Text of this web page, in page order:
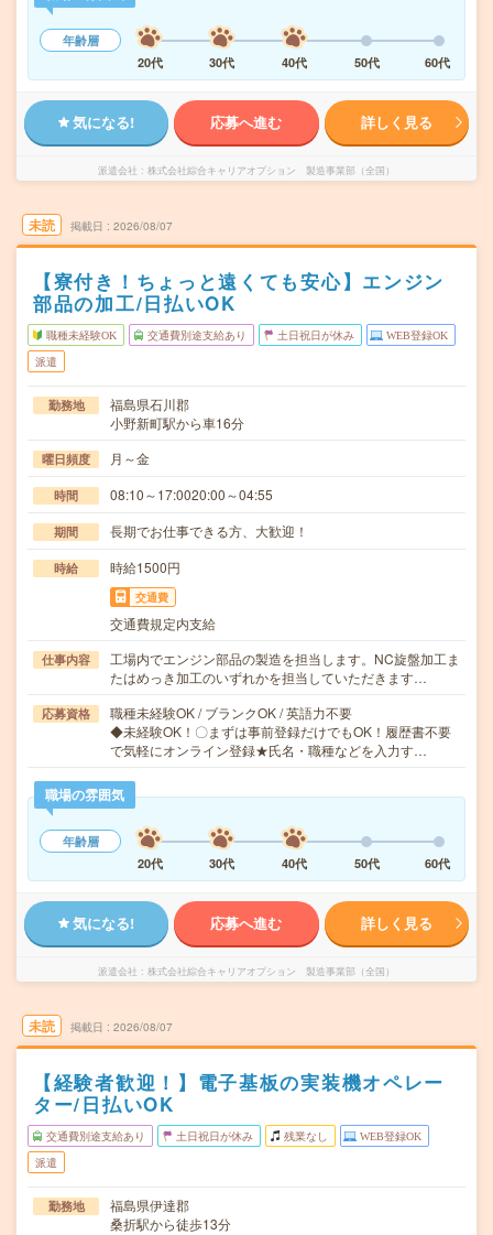
年齢層
20代
30代 40代 50代 60代
気になる! 応募へ進む 詳しく見る
派遣会社 株式会社綜合キャリアオプション 製造事業部（全国）
未読 掲載日 2026/08/07
【寮付き！ちょっと遠くても安心】エンジン
部品の加工/日払いOK
職種未経験OK 交通費別途支給あり 土日祝日が休み WEB登録OK
派遣
勤務地
福島県石川郡
小野新町駅から車16分
曜日頻度 月～金
時間 08:10～17:0020:00～04:55
期間 長期でお仕事できる方、大歓迎！
時給 時給1500円
交通費
交通費規定内支給
仕事内容
工場内でエンジン部品の製造を担当します。NC旋盤加工ま
たはめっき加工のいずれかを担当していただきます…
応募資格
職種未経験OK / ブランクOK / 英語力不要
◆未経験OK！〇まずは事前登録だけでもOK！履歴書不要
で気軽にオンライン登録★氏名・職種などを入力す…
職場の雰囲気
年齢層
20代
30代 40代 50代 60代
気になる! 応募へ進む 詳しく見る
派遣会社 株式会社綜合キャリアオプション 製造事業部（全国）
未読 掲載日 2026/08/07
【経験者歓迎！】電子基板の実装機オペレー
ター/日払いOK
交通費別途支給あり 土日祝日が休み 残業なし WEB登録OK
派遣
勤務地
福島県伊達郡
桑折駅から徒歩13分